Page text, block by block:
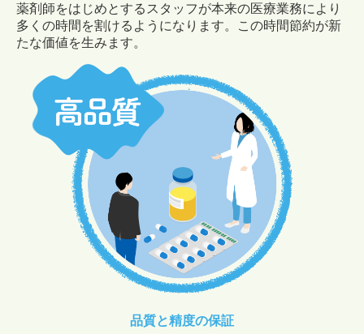
薬剤師をはじめとするスタッフが本来の医療業務により
多くの時間を割けるようになります。この時間節約が新
たな価値を生みます。
品質と精度の保証